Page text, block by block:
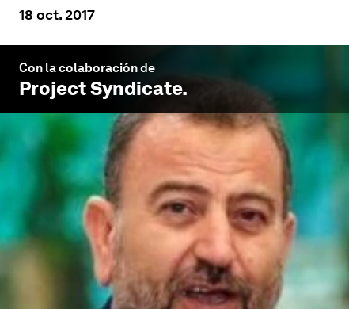
18 oct. 2017
Con la colaboración de
Project Syndicate.